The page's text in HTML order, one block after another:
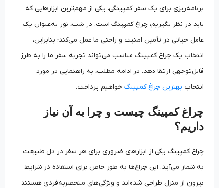
برنامه‌ریزی برای یک سفر کمپینگی، یکی از مهم‌ترین ابزارهایی که
باید در نظر بگیریم، چراغ کمپینگ است. در شب، نور به‌عنوان یک
عامل حیاتی در تأمین امنیت و راحتی ما عمل می‌کند؛ بنابراین،
انتخاب یک چراغ کمپینگ مناسب می‌تواند تجربه سفر ما را به طرز
قابل‌توجهی ارتقا دهد. در ادامه مطلب، به راهنمایی در مورد
انتخاببهترین چراغ کمپینگخواهیم پرداخت.
چراغ کمپینگ چیست و چرا به آن نیاز
داریم؟
چراغ کمپینگ یکی از ابزارهای ضروری برای هر سفر در دل طبیعت
به شمار می‌آید. این چراغ‌ها به طور خاص برای استفاده در شرایط
بیرون از منزل طراحی شده‌اند و ویژگی‌های منحصربه‌فردی هستند